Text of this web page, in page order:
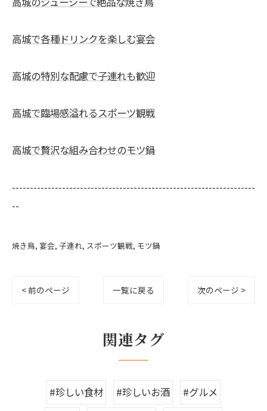
高城で各種ドリンクを楽しむ宴会
高城の特別な配慮で子連れも歓迎
高城で臨場感溢れるスポーツ観戦
高城で贅沢な組み合わせのモツ鍋
--------------------------------------------------------------------
--
焼き鳥 宴会 子連れ スポーツ観戦 モツ鍋
< 前のページ 一覧に戻る 次のページ >
関連タグ
#珍しい食材 #珍しいお酒
#グルメ